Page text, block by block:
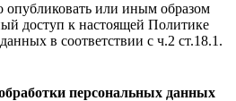
или иным образом
доступ к настоящей Политике
в соответствии с ч.2 ст.18.1.
персональных данных